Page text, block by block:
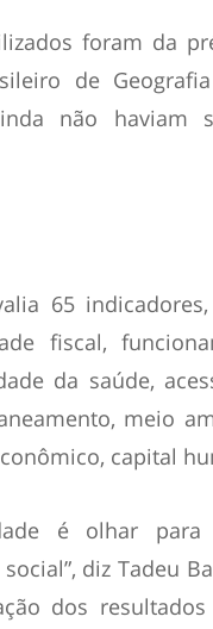
foram da
de
não haviam
65
fiscal,
da saúde,
meio
capital
é olhar
diz Tadeu
dos